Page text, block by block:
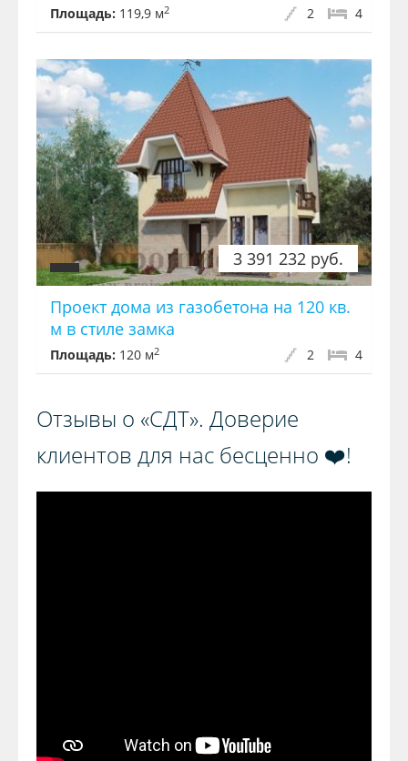
Площадь: 119,9 м2 4
2
3 391 232 руб.
Проект дома из газобетона на 120 кв.
м в стиле замка
Площадь: 120 м2 4
2
Отзывы о «СДТ». Доверие
клиентов для нас бесценно ❤️!